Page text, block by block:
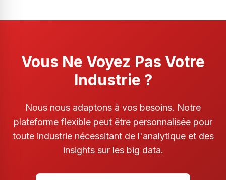
Vous Ne Voyez Pas Votre
Industrie ?
Nous nous adaptons à vos besoins. Notre
plateforme flexible peut être personnalisée pour
toute industrie nécessitant de l'analytique et des
insights sur les big data.